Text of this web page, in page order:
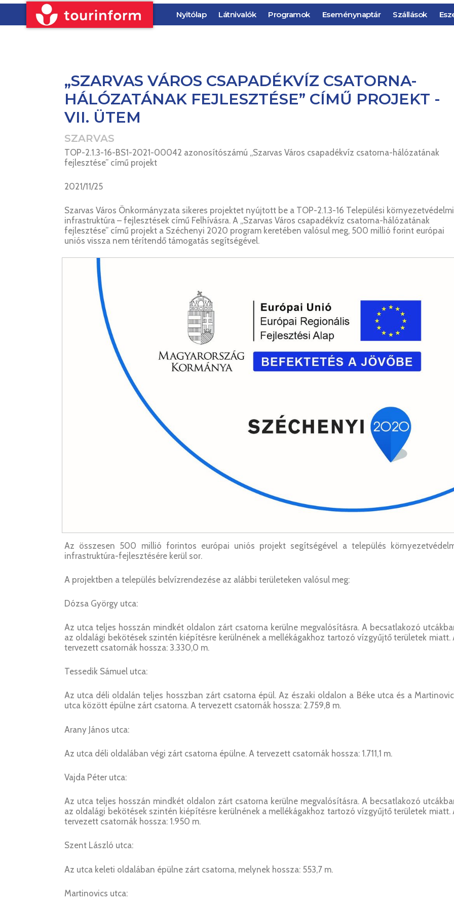
Nyitólap Látnivalók Programok Eseménynaptár Szállások
„SZARVAS VÁROS CSAPADÉKVÍZ CSATORNA-
HÁLÓZATÁNAK FEJLESZTÉSE” CÍMŰ PROJEKT -
VII. ÜTEM
SZARVAS
TOP-2.1.3-16-BS1-2021-00042 azonosítószámú „Szarvas Város csapadékvíz csatorna-hálózatának
fejlesztése” című projekt
2021/11/25
Szarvas Város Önkormányzata sikeres projektet nyújtott be a TOP-2.1.3-16 Települési környezetvédelmi
infrastruktúra – fejlesztések című Felhívásra. A „Szarvas Város csapadékvíz csatorna-hálózatának
fejlesztése” című projekt a Széchenyi 2020 program keretében valósul meg, 500 millió forint európai
uniós vissza nem térítendő támogatás segítségével.
Az összesen 500 millió forintos európai uniós projekt segítségével a település
infrastruktúra-fejlesztésére kerül sor.
A projektben a település belvízrendezése az alábbi területeken valósul meg:
Dózsa György utca:
Az utca teljes hosszán mindkét oldalon zárt csatorna kerülne megvalósításra. A becsatlakozó
az oldalági bekötések szintén kiépítésre kerülnének a mellékágakhoz tartozó vízgyűjtő területek miatt.
tervezett csatornák hossza: 3.330,0 m.
Tessedik Sámuel utca:
Az utca déli oldalán teljes hosszban zárt csatorna épül. Az északi oldalon a Béke utca és a
utca között épülne zárt csatorna. A tervezett csatornák hossza: 2.759,8 m.
Arany János utca:
Az utca déli oldalában végi zárt csatorna épülne. A tervezett csatornák hossza: 1.711,1 m.
Vajda Péter utca:
Az utca teljes hosszán mindkét oldalon zárt csatorna kerülne megvalósításra. A becsatlakozó
az oldalági bekötések szintén kiépítésre kerülnének a mellékágakhoz tartozó vízgyűjtő területek miatt.
tervezett csatornák hossza: 1.950 m.
Szent László utca:
Az utca keleti oldalában épülne zárt csatorna, melynek hossza: 553,7 m.
Martinovics utca: